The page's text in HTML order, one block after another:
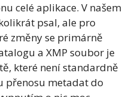
celé aplikace. V našem
psal, ale pro
změny se primárně
a XMP soubor je
které není standardně
přenosu metadat do